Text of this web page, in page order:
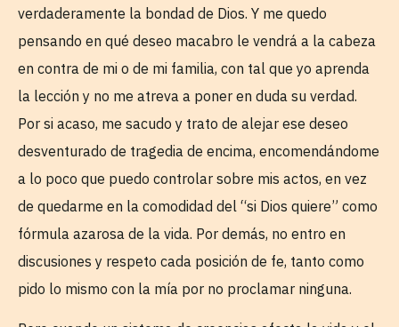
verdaderamente la bondad de Dios. Y me quedo
pensando en qué deseo macabro le vendrá a la cabeza
en contra de mi o de mi familia, con tal que yo aprenda
la lección y no me atreva a poner en duda su verdad.
Por si acaso, me sacudo y trato de alejar ese deseo
desventurado de tragedia de encima, encomendándome
a lo poco que puedo controlar sobre mis actos, en vez
de quedarme en la comodidad del “si Dios quiere” como
fórmula azarosa de la vida. Por demás, no entro en
discusiones y respeto cada posición de fe, tanto como
pido lo mismo con la mía por no proclamar ninguna.